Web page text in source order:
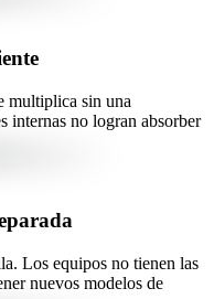
multiplica sin una
internas no logran absorber
Los equipos no tienen las
nuevos modelos de